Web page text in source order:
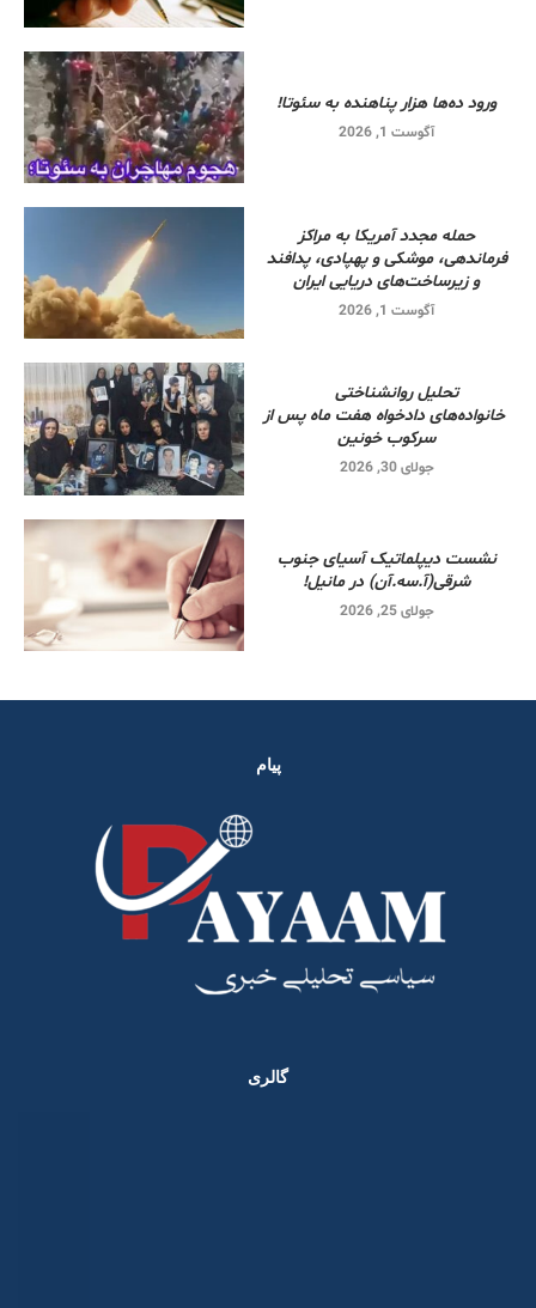
ورود ده‌ها هزار پناهنده به سئوتا!
آگوست 1, 2026
حمله مجدد آمریکا به مراکز
فرماندهی، موشکی و پهپادی، پدافند
و زیرساخت‌های دریایی ایران
آگوست 1, 2026
تحلیل روانشناختی
خانواده‌های دادخواه هفت ماه پس از
سرکوب خونین
جولای 30, 2026
نشست دیپلماتیک آسیای جنوب
شرقی‌(آ.سه.آن) در مانیل!
جولای 25, 2026
پیام
گالری